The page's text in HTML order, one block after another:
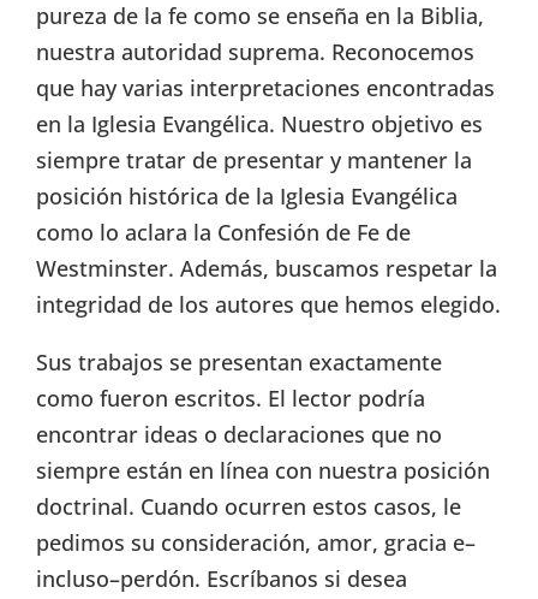
pureza de la fe como se enseña en la Biblia,
nuestra autoridad suprema. Reconocemos
que hay varias interpretaciones encontradas
en la Iglesia Evangélica. Nuestro objetivo es
siempre tratar de presentar y mantener la
posición histórica de la Iglesia Evangélica
como lo aclara la Confesión de Fe de
Westminster. Además, buscamos respetar la
integridad de los autores que hemos elegido.
Sus trabajos se presentan exactamente
como fueron escritos. El lector podría
encontrar ideas o declaraciones que no
siempre están en línea con nuestra posición
doctrinal. Cuando ocurren estos casos, le
pedimos su consideración, amor, gracia e–
incluso–perdón. Escríbanos si desea